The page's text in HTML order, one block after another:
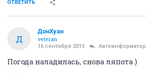
ОТВЕТИТЬ
Д
ДонХуан
veteran
16 сентября 2015 Автоинформатор
Погода наладилась, снова ляпота )